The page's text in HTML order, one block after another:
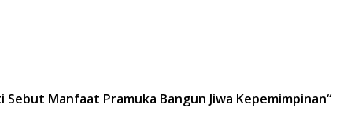
Sebut Manfaat Pramuka Bangun Jiwa Kepemimpinan“